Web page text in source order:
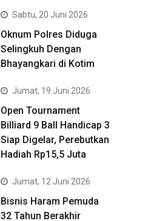
Sabtu, 20 Juni 2026
Oknum Polres Diduga
Selingkuh Dengan
Bhayangkari di Kotim
Jumat, 19 Juni 2026
Open Tournament
Billiard 9 Ball Handicap 3
Siap Digelar, Perebutkan
Hadiah Rp15,5 Juta
Jumat, 12 Juni 2026
Bisnis Haram Pemuda
32 Tahun Berakhir